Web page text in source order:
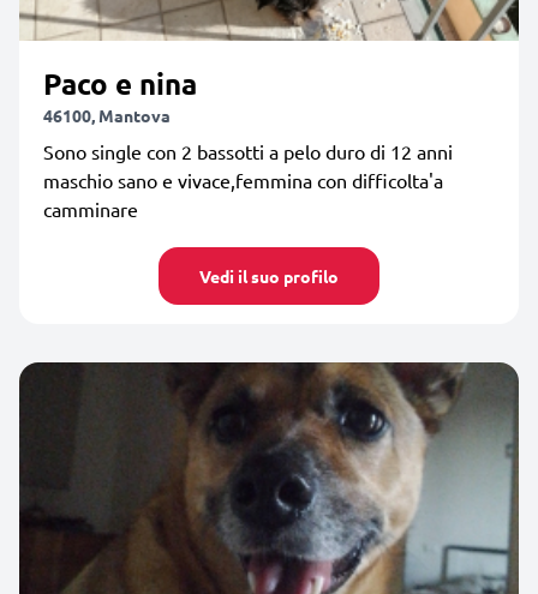
Paco e nina
46100, Mantova
Sono single con 2 bassotti a pelo duro di 12 anni
maschio sano e vivace,femmina con difficolta'a
camminare
Vedi il suo profilo